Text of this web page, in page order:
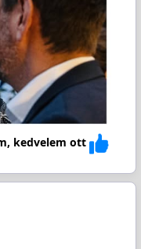
kedvelem ott